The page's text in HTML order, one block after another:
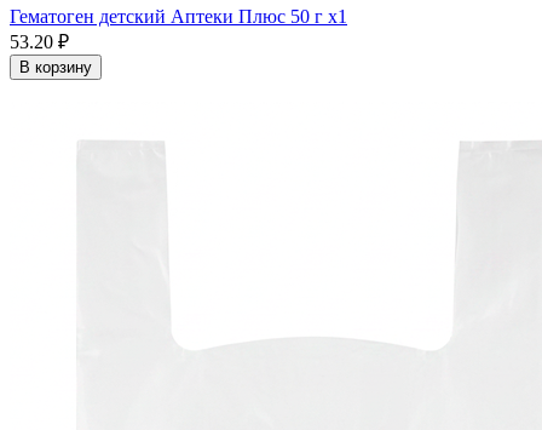
Гематоген детский Аптеки Плюс 50 г x1
53.20 ₽
В корзину